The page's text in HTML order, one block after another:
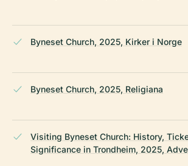
Byneset Church, 2025, Kirker i Norge
Byneset Church, 2025, Religiana
Visiting Byneset Church: History,
Significance in Trondheim, 2025,